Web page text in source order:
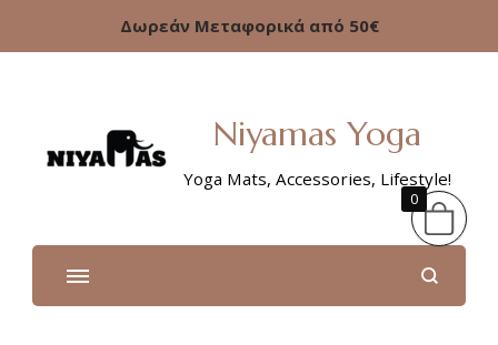
Δωρεάν Μεταφορικά από 50€
Niyamas Yoga
Yoga Mats, Accessories, Lifestyle!
0